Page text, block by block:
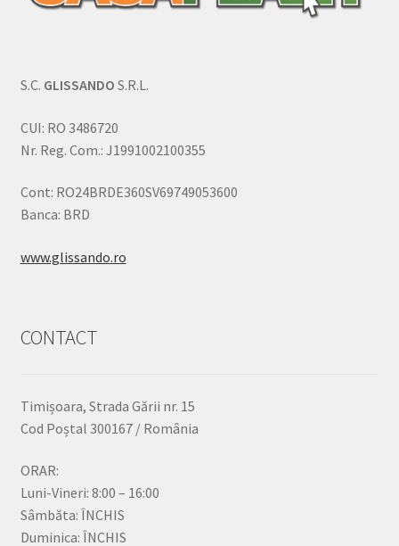
S.C. GLISSANDO S.R.L.
CUI: RO 3486720
Nr. Reg. Com.: J1991002100355
Cont: RO24BRDE360SV69749053600
Banca: BRD
www.glissando.ro
CONTACT
Timișoara, Strada Gării nr. 15
Cod Poștal 300167 / România
ORAR:
Luni-Vineri: 8:00 – 16:00
Sâmbăta: ÎNCHIS
Duminica: ÎNCHIS